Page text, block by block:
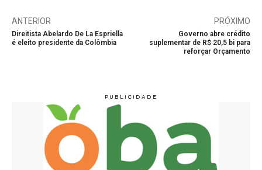
ANTERIOR
Direitista Abelardo De La Espriella
é eleito presidente da Colômbia
PRÓXIMO
Governo abre crédito
suplementar de R$ 20,5 bi para
reforçar Orçamento